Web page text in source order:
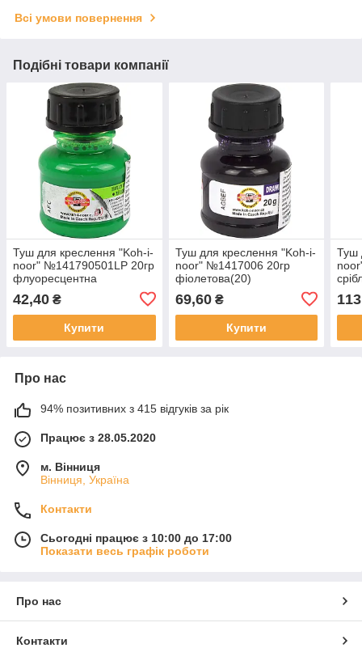
Всі умови повернення
Подібні товари компанії
Туш для креслення "Koh-i-
noor" №141790501LP 20гр
флуоресцентна
42,40 ₴
Купити
Туш для креслення "Koh-i-
noor" №1417006 20гр
фіолетова(20)
69,60₴
Купити
Туш
Про нас
94% позитивних з 415 відгуків за рік
Працює з 28.05.2020
м. Вінниця
Вінниця, Україна
Контакти
Сьогодні працює з 10:00 до 17:00
Показати весь графік роботи
Про нас
Контакти